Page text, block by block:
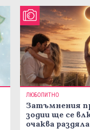
ЛЮБОПИТНО
Затъмнения
зодии ще се
очаква раздяла